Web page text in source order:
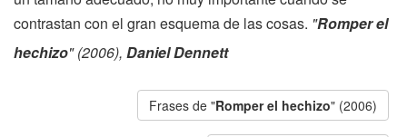
contrastan con el gran esquema de las cosas. "Romper el
hechizo" (2006), Daniel Dennett
Frases de "Romper el hechizo" (2006)